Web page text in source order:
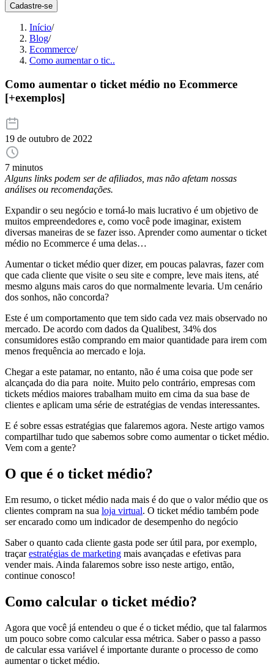
Cadastre-se
Início/
Blog/
Ecommerce/
Como aumentar o tic..
Como aumentar o ticket médio no Ecommerce
[+exemplos]
19 de outubro de 2022
7 minutos
Alguns links podem ser de afiliados, mas não afetam nossas
análises ou recomendações.
Expandir o seu negócio e torná-lo mais lucrativo é um objetivo de
muitos empreendedores e, como você pode imaginar, existem
diversas maneiras de se fazer isso. Aprender como aumentar o ticket
médio no Ecommerce é uma delas…
Aumentar o ticket médio quer dizer, em poucas palavras, fazer com
que cada cliente que visite o seu site e compre, leve mais itens, até
mesmo alguns mais caros do que normalmente levaria. Um cenário
dos sonhos, não concorda?
Este é um comportamento que tem sido cada vez mais observado no
mercado. De acordo com dados da Qualibest, 34% dos
consumidores estão comprando em maior quantidade para irem com
menos frequência ao mercado e loja.
Chegar a este patamar, no entanto, não é uma coisa que pode ser
alcançada do dia para noite. Muito pelo contrário, empresas com
tickets médios maiores trabalham muito em cima da sua base de
clientes e aplicam uma série de estratégias de vendas interessantes.
E é sobre essas estratégias que falaremos agora. Neste artigo vamos
compartilhar tudo que sabemos sobre como aumentar o ticket médio.
Vem com a gente?
O que é o ticket médio?
Em resumo, o ticket médio nada mais é do que o valor médio que os
clientes compram na sua loja virtual. O ticket médio também pode
ser encarado como um indicador de desempenho do negócio
Saber o quanto cada cliente gasta pode ser útil para, por exemplo,
traçarestratégias de marketing mais avançadas e efetivas para
vender mais. Ainda falaremos sobre isso neste artigo, então,
continue conosco!
Como calcular o ticket médio?
Agora que você já entendeu o que é o ticket médio, que tal falarmos
um pouco sobre como calcular essa métrica. Saber o passo a passo
de calcular essa variável é importante durante o processo de como
aumentar o ticket médio.